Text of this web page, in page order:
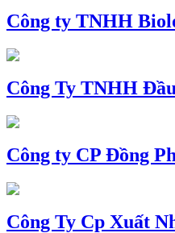
Công ty TNHH
Công Ty TNHH
Công ty CP Đồng
Công Ty Cp Xuất